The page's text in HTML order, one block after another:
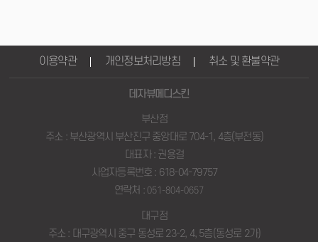
이용약관 개인정보처리방침 취소 및 환불약관
데자뷰메디스킨
부산점
주소 : 부산광역시 부산진구 중앙대로 704-1, 4층(부전동)
대표자 : 권용걸
사업자등록번호 : 618-04-79757
연락처 : 051-804-0657
대구점
주소 : 대구광역시 중구 동성로 23-2, 4, 5층(동성로 2가)